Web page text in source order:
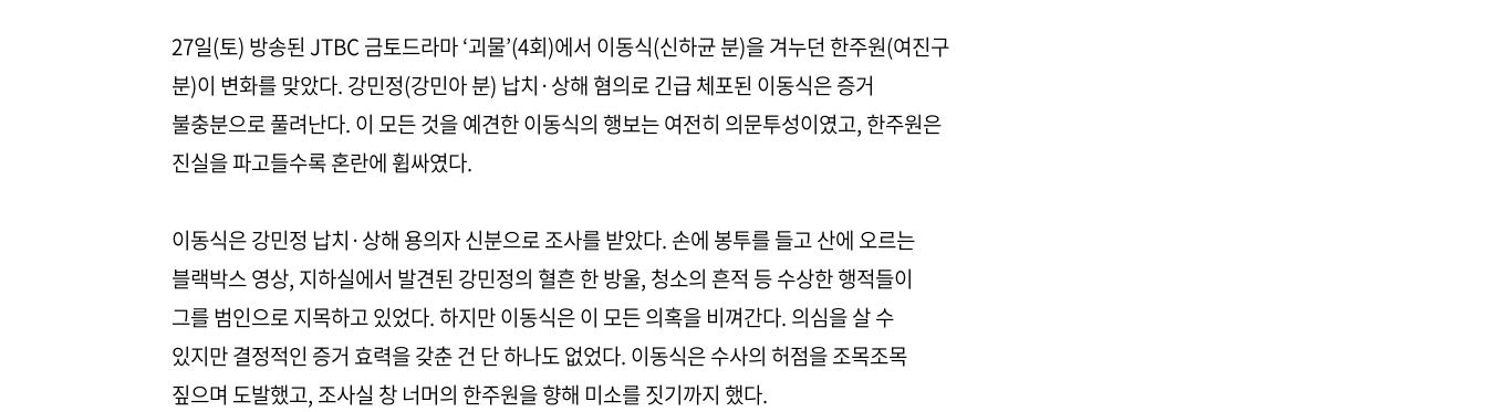
27일(토) 방송된 JTBC 금토드라마 ‘괴물’(4회)에서 이동식(신하균 분)을 겨누던 한주원(여진구
분)이 변화를 맞았다. 강민정(강민아 분) 납치·상해 혐의로 긴급 체포된 이동식은 증거
불충분으로 풀려난다. 이 모든 것을 예견한 이동식의 행보는 여전히 의문투성이였고, 한주원은
진실을 파고들수록 혼란에 휩싸였다.
이동식은 강민정 납치·상해 용의자 신분으로 조사를 받았다. 손에 봉투를 들고 산에 오르는
블랙박스 영상, 지하실에서 발견된 강민정의 혈흔 한 방울, 청소의 흔적 등 수상한 행적들이
그를 범인으로 지목하고 있었다. 하지만 이동식은 이 모든 의혹을 비껴간다. 의심을 살 수
있지만 결정적인 증거 효력을 갖춘 건 단 하나도 없었다. 이동식은 수사의 허점을 조목조목
짚으며 도발했고, 조사실 창 너머의 한주원을 향해 미소를 짓기까지 했다.